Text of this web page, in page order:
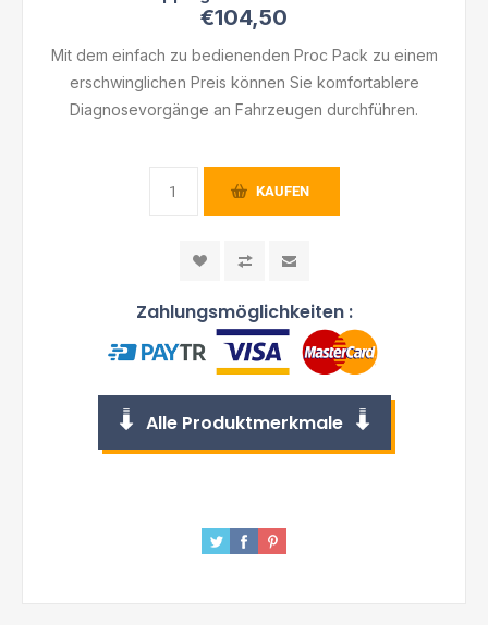
€104,50
Mit dem einfach zu bedienenden Proc Pack zu einem
erschwinglichen Preis können Sie komfortablere
Diagnosevorgänge an Fahrzeugen durchführen.
KAUFEN
Zahlungsmöglichkeiten :
Alle Produktmerkmale